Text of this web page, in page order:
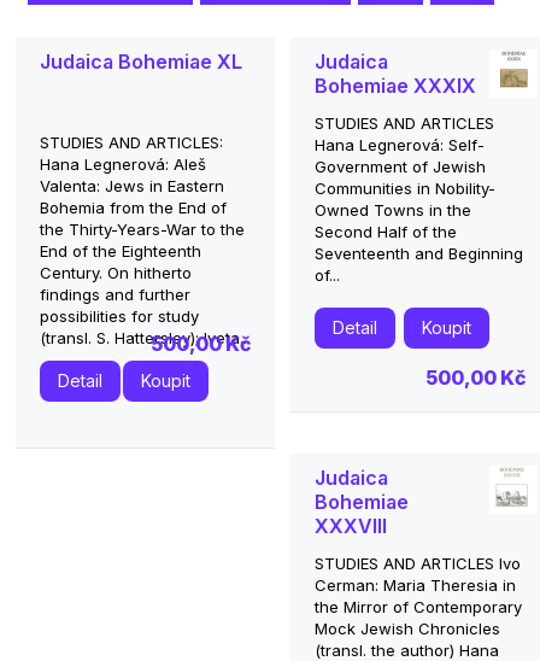
Judaica Bohemiae XL
STUDIES AND ARTICLES:
Hana Legnerová: Aleš
Valenta: Jews in Eastern
Bohemia from the End of
the Thirty-Years-War to the
End of the Eighteenth
Century. On hitherto
findings and further
possibilities for study
(transl. S. Hattersley); Iveta...
500,00 Kč
Detail Koupit
Judaica
Bohemiae XXXIX
STUDIES AND ARTICLES
Hana Legnerová: Self-
Government of Jewish
Communities in Nobility-
Owned Towns in the
Second Half of the
Seventeenth and Beginning
of...
500,00 Kč
Detail Koupit
Judaica
Bohemiae
XXXVIII
STUDIES AND ARTICLES Ivo
Cerman: Maria Theresia in
the Mirror of Contemporary
Mock Jewish Chronicles
(transl. the author) Hana